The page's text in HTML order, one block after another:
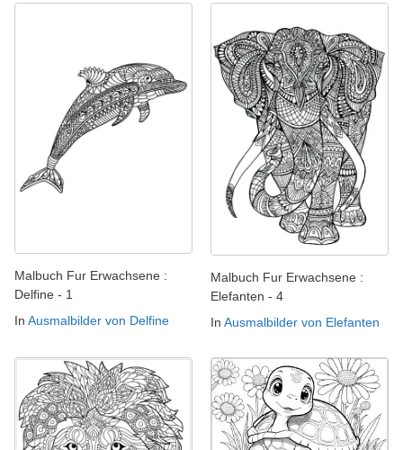
Malbuch Fur Erwachsene :
Delfine - 1
In Ausmalbilder von Delfine
Malbuch Fur Erwachsene :
Elefanten - 4
In Ausmalbilder von Elefanten